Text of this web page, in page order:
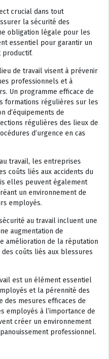
crucial dans tout
la sécurité des
obligation légale pour les
essentiel pour garantir un
productif.
de travail visent à prévenir
professionnels et à
Un programme efficace de
formations régulières sur les
d’équipements de
régulières des lieux de
d’urgence en cas
travail, les entreprises
coûts liés aux accidents du
elles peuvent également
un environnement de
employés.
au travail incluent une
augmentation de
amélioration de la réputation
coûts liés aux blessures
est un élément essentiel
et la pérennité des
des mesures efficaces de
employés à l’importance de
créer un environnement
professionnel.